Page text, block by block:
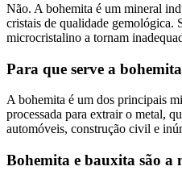
Não. A bohemita é um mineral
cristais de qualidade gemológica.
microcristalino a tornam
Para que serve a
A bohemita é um dos principais
processada para extrair o metal,
automóveis, construção civil e
Bohemita e bauxita são a